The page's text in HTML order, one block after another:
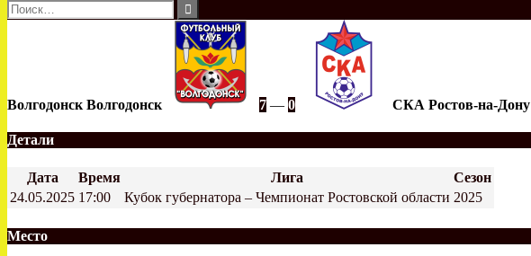
Найти:
Волгодонск Волгодонск 7 — 0 СКА Ростов-на-Дону
Детали
Дата Время Лига
Сезон
24.05.2025 17:00 Кубок губернатора – Чемпионат Ростовской области 2025
Место